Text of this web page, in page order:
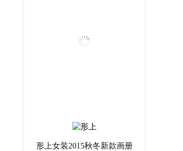
形上女装2015秋冬新款画册